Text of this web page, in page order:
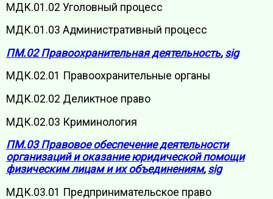
МДК.01.02 Уголовный процесс
МДК.01.03 Административный процесс
ПМ.02 Правоохранительная деятельность, sig
МДК.02.01 Правоохранительные органы
МДК.02.02 Деликтное право
МДК.02.03 Криминология
ПМ.03 Правовое обеспечение деятельности
организаций и оказание юридической помощи
физическим лицам и их объединениям, sig
МДК.03.01 Предпринимательское право